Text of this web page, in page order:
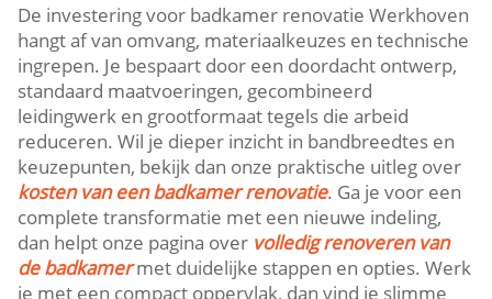
De investering voor badkamer renovatie Werkhoven
hangt af van omvang, materiaalkeuzes en technische
ingrepen.​ Je bespaart door een doordacht ontwerp,
standaard maatvoeringen, gecombineerd
leidingwerk en grootformaat tegels die arbeid
reduceren.​ Wil je dieper inzicht in bandbreedtes en
keuzepunten, bekijk dan onze praktische uitleg over
kosten van een badkamer renovatie.​ Ga je voor een
complete transformatie met een nieuwe indeling,
dan helpt onze pagina over volledig renoveren van
de badkamermet duidelijke stappen en opties.​ Werk
je met een compact oppervlak, dan vind je slimme